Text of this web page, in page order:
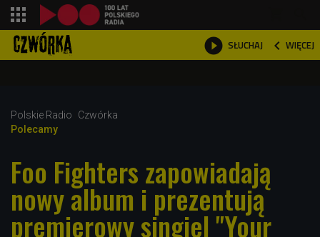
 SŁUCHAJ  WIĘCEJ

Polskie Radio
Czwórka
Polecamy
Foo Fighters zapowiadają
nowy album i prezentują
premierowy singiel "Your